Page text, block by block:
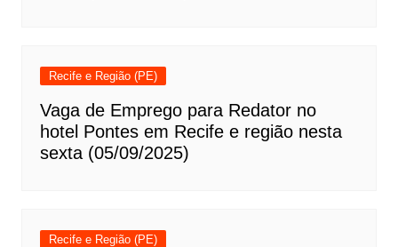
Recife e Região (PE)
Vaga de Emprego para Redator no
hotel Pontes em Recife e região nesta
sexta (05/09/2025)
Recife e Região (PE)